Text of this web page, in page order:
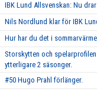
IBK Lund Allsvenskan: Nu
Nils Nordlund klar för IBK
Hur har du det i
Storskytten och
ytterligare 2 säsonger.
#50 Hugo Prahl förlänger.